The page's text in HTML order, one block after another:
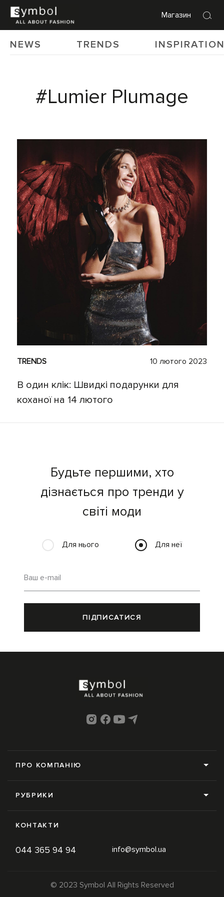
Магазин
NEWS TRENDS
#Lumier Plumage
TRENDS 10 лютого 2023
В один клік: Швидкі подарунки для
коханої на 14 лютого
Будьте першими, хто
дізнається про тренди у
світі моди
Для нього Для неї
Ваш e-mail
ПІДПИСАТИСЯ
ПРО КОМПАНІЮ
Контакти
Політика конфіденційності
РУБРИКИ
Trends
КОНТАКТИ
044 365 94 94 info@symbol.ua
© 2023 Symbol All Rights Reserved